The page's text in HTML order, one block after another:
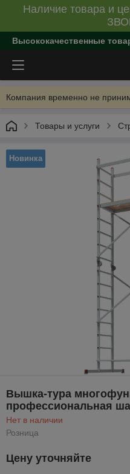
Наличие товара и
Высококачественные
Компания временно не
Товары и услуги
Новинка
Вышка-тура
профессиональная
Нет в наличии
Розница
Цену уточняйте